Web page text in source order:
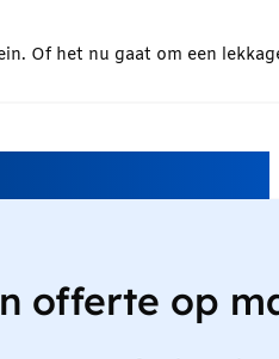
Of het nu gaat om een
offerte op